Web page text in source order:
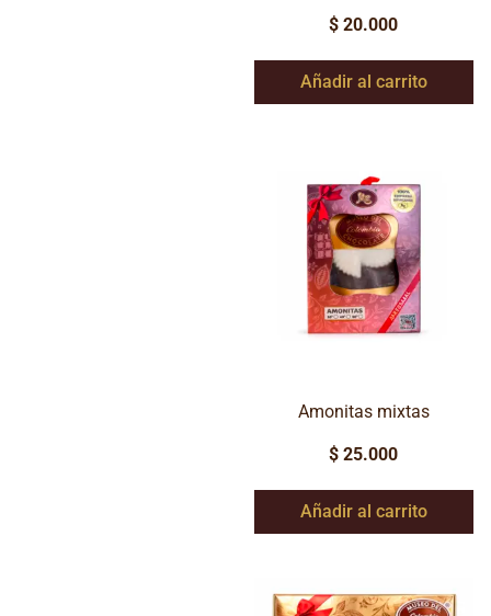
$ 20.000
Añadir al carrito
Amonitas mixtas
$ 25.000
Añadir al carrito